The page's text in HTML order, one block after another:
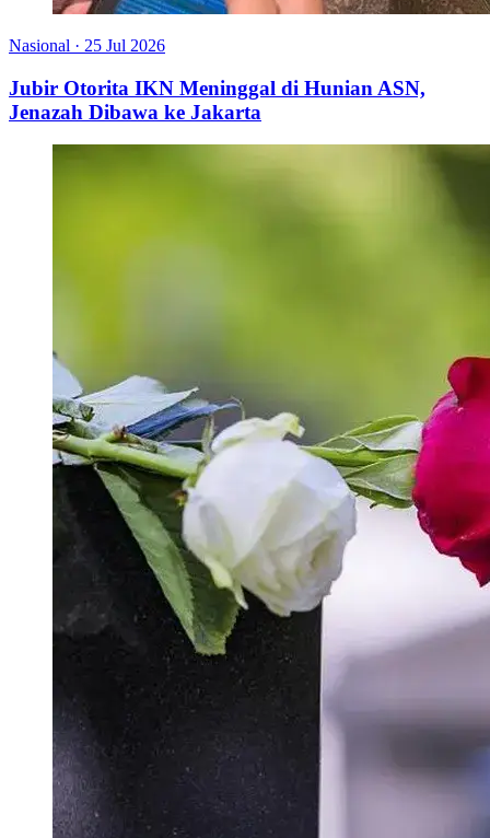
Nasional · 25 Jul 2026
Jubir Otorita IKN Meninggal di Hunian ASN,
Jenazah Dibawa ke Jakarta